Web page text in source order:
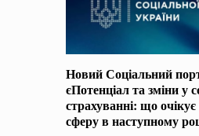
Новий Соціальний
єПотенціал та зміни у
страхуванні: що
сферу в наступному